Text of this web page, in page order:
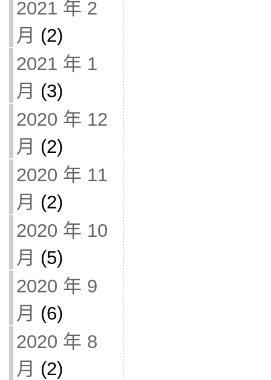
2021 年 2
月 (2)
2021 年 1
月 (3)
2020 年 12
月 (2)
2020 年 11
月 (2)
2020 年 10
月 (5)
2020 年 9
月 (6)
2020 年 8
月 (2)